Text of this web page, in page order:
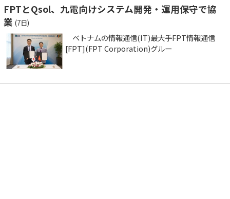
FPTとQsol、九電向けシステム開発・運用保守で協
業 (7日)
ベトナムの情報通信(IT)最大手FPT情報通信
[FPT](FPT Corporation)グルー